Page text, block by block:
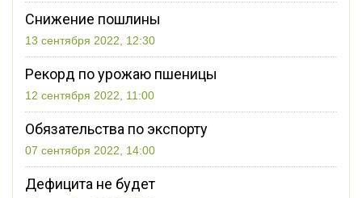
Снижение пошлины
13 сентября 2022, 12:30
Рекорд по урожаю пшеницы
12 сентября 2022, 11:00
Обязательства по экспорту
07 сентября 2022, 14:00
Дефицита не будет